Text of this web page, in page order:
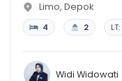
Limo, Depok
4 2 LT:
Widi Widowati